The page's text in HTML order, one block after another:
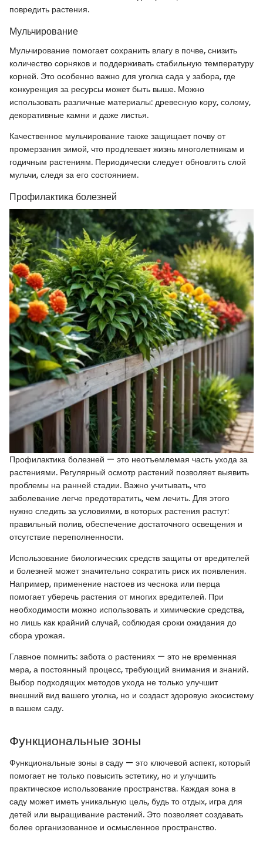
повредить растения.
Мульчирование
Мульчирование помогает сохранить влагу в почве, снизить
количество сорняков и поддерживать стабильную температуру
корней. Это особенно важно для уголка сада у забора, где
конкуренция за ресурсы может быть выше. Можно
использовать различные материалы: древесную кору, солому,
декоративные камни и даже листья.
Качественное мульчирование также защищает почву от
промерзания зимой, что продлевает жизнь многолетникам и
годичным растениям. Периодически следует обновлять слой
мульчи, следя за его состоянием.
Профилактика болезней
Профилактика болезней — это неотъемлемая часть ухода за
растениями. Регулярный осмотр растений позволяет выявить
проблемы на ранней стадии. Важно учитывать, что
заболевание легче предотвратить, чем лечить. Для этого
нужно следить за условиями, в которых растения растут:
правильный полив, обеспечение достаточного освещения и
отсутствие переполненности.
Использование биологических средств защиты от вредителей
и болезней может значительно сократить риск их появления.
Например, применение настоев из чеснока или перца
помогает уберечь растения от многих вредителей. При
необходимости можно использовать и химические средства,
но лишь как крайний случай, соблюдая сроки ожидания до
сбора урожая.
Главное помнить: забота о растениях — это не временная
мера, а постоянный процесс, требующий внимания и знаний.
Выбор подходящих методов ухода не только улучшит
внешний вид вашего уголка, но и создаст здоровую экосистему
в вашем саду.
Функциональные зоны
Функциональные зоны в саду — это ключевой аспект, который
помогает не только повысить эстетику, но и улучшить
практическое использование пространства. Каждая зона в
саду может иметь уникальную цель, будь то отдых, игра для
детей или выращивание растений. Это позволяет создавать
более организованное и осмысленное пространство.